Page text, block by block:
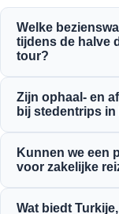
Welke
tijdens de halve
tour?
Hoorn, de
Ortaköy-moskee,
Zijn ophaal- en
bij stedentrips
centraal gelegen
omgeving.
Kunnen we een
voor zakelijke
Wat biedt